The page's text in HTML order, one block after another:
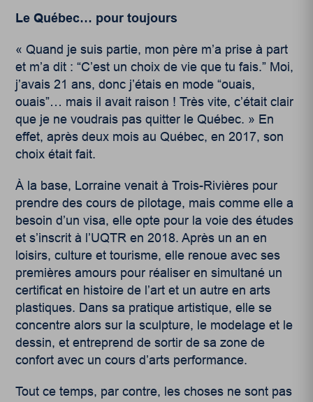
Le Québec… pour toujours
« Quand je suis partie, mon père m’a prise à part
et m’a dit : “C’est un choix de vie que tu fais.” Moi,
j’avais 21 ans, donc j’étais en mode “ouais,
ouais”… mais il avait raison ! Très vite, c’était clair
que je ne voudrais pas quitter le Québec. » En
effet, après deux mois au Québec, en 2017, son
choix était fait.
À la base, Lorraine venait à Trois-Rivières pour
prendre des cours de pilotage, mais comme elle a
besoin d’un visa, elle opte pour la voie des études
et s’inscrit à l’UQTR en 2018. Après un an en
loisirs, culture et tourisme, elle renoue avec ses
premières amours pour réaliser en simultané un
certificat en histoire de l’art et un autre en arts
plastiques. Dans sa pratique artistique, elle se
concentre alors sur la sculpture, le modelage et le
dessin, et entreprend de sortir de sa zone de
confort avec un cours d’arts performance.
Tout ce temps, par contre, les choses ne sont pas